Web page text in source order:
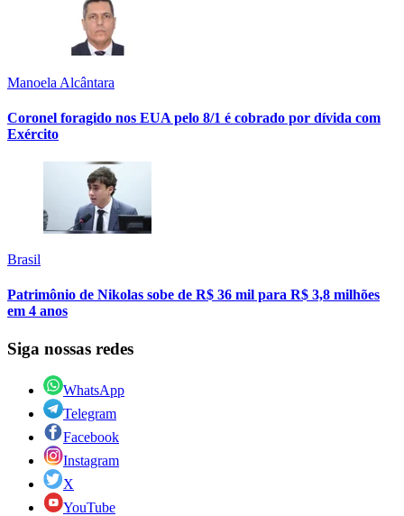
Manoela Alcântara
Coronel foragido nos EUA pelo 8/1 é cobrado por dívida com
Exército
Brasil
Patrimônio de Nikolas sobe de R$ 36 mil para R$ 3,8 milhões
em 4 anos
Siga nossas redes
WhatsApp
Telegram
Facebook
Instagram
X
YouTube